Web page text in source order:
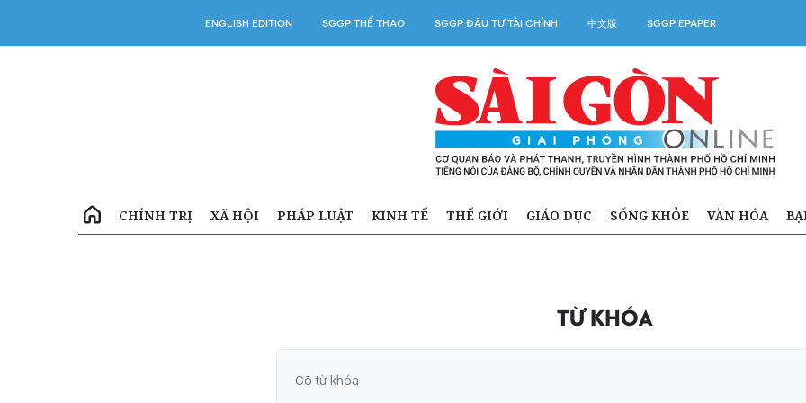
ENGLISH EDITION SGGP THỂ THAO SGGP ĐẦU TƯ TÀI CHÍNH 中文版 SGGP EPAPER
CHÍNH TRỊ XÃ HỘI PHÁP LUẬT KINH TẾ THẾ GIỚI GIÁO DỤC SỐNG KHỎE VĂN HÓA
TỪ KHÓA